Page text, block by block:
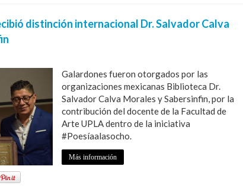
distinción internacional Dr. Salvador Calva
Galardones fueron otorgados por las
organizaciones mexicanas Biblioteca Dr.
Salvador Calva Morales y Sabersinfin, por la
contribución del docente de la Facultad de
Arte UPLA dentro de la iniciativa
#Poesíaalasocho.
Más información